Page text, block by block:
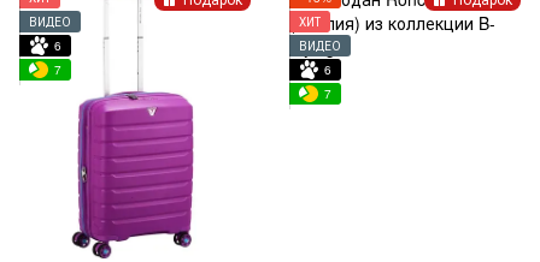
ВИДЕО
6
7
ХИТ
ВИДЕО
6
7